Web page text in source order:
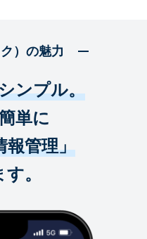
）の魅力
ンプル。
単に
報管理」
。